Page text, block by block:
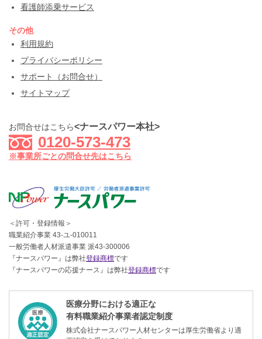
看護師添乗サービス
その他
利用規約
プライバシーポリシー
サポート（お問合せ）
サイトマップ
お問合せはこちら<ナースパワー本社>
0120-573-473
※事業所ごとの問合せ先はこちら
＜許可・登録情報＞
職業紹介事業 43-ユ-010011
一般労働者人材派遣事業 派43-300006
『ナースパワー』は弊社登録商標です
『ナースパワーの応援ナース』は弊社登録商標です
医療分野における適正な
有料職業紹介事業者認定制度
株式会社ナースパワー人材センターは厚生労働省より適